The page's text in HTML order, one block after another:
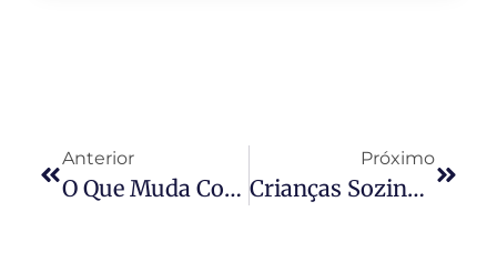
Anterior
O Que Muda Com A Decisão Do STJ Sobre Cotas Condominiais De Imóveis Registrados
Próximo
Crianças Sozinhas Em Condomínios: Quem Responde Quando O Acidente Acontece?